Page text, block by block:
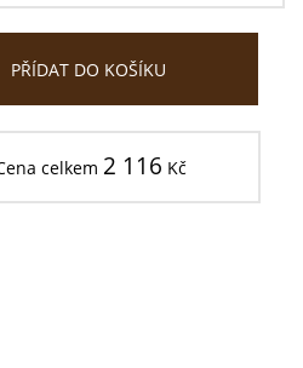
PŘÍDAT DO KOŠÍKU
celkem 2 116 Kč